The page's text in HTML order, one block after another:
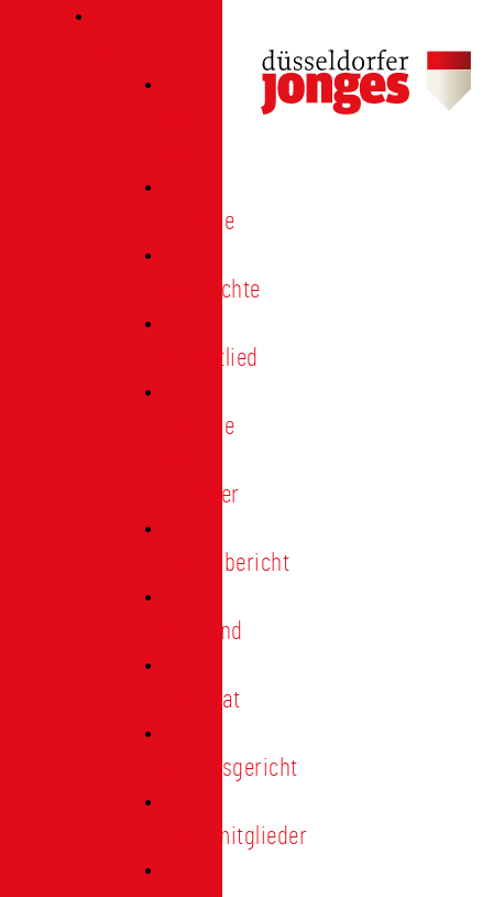
Termine
Geschichte
Heimatlied
Freunde
Förderer
Jahresbericht
Vorstand
Ehrenrat
Schiedsgericht
Ehrenmitglieder